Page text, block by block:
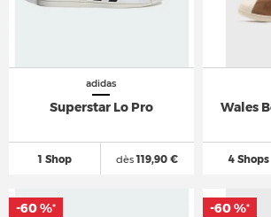
adidas
Superstar Lo Pro
1 Shop dès119,90 €
Wales
4 Shops
-60 %* -60 %*